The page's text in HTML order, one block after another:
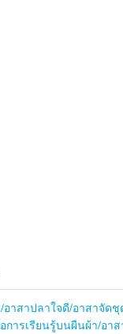
าสาปลาใจดี/อาสาจัด
การเรียนรู้บนผืนผ้า/อา